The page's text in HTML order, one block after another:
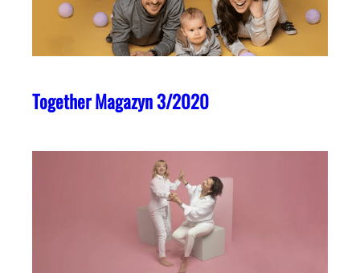
Together Magazyn 3/2020